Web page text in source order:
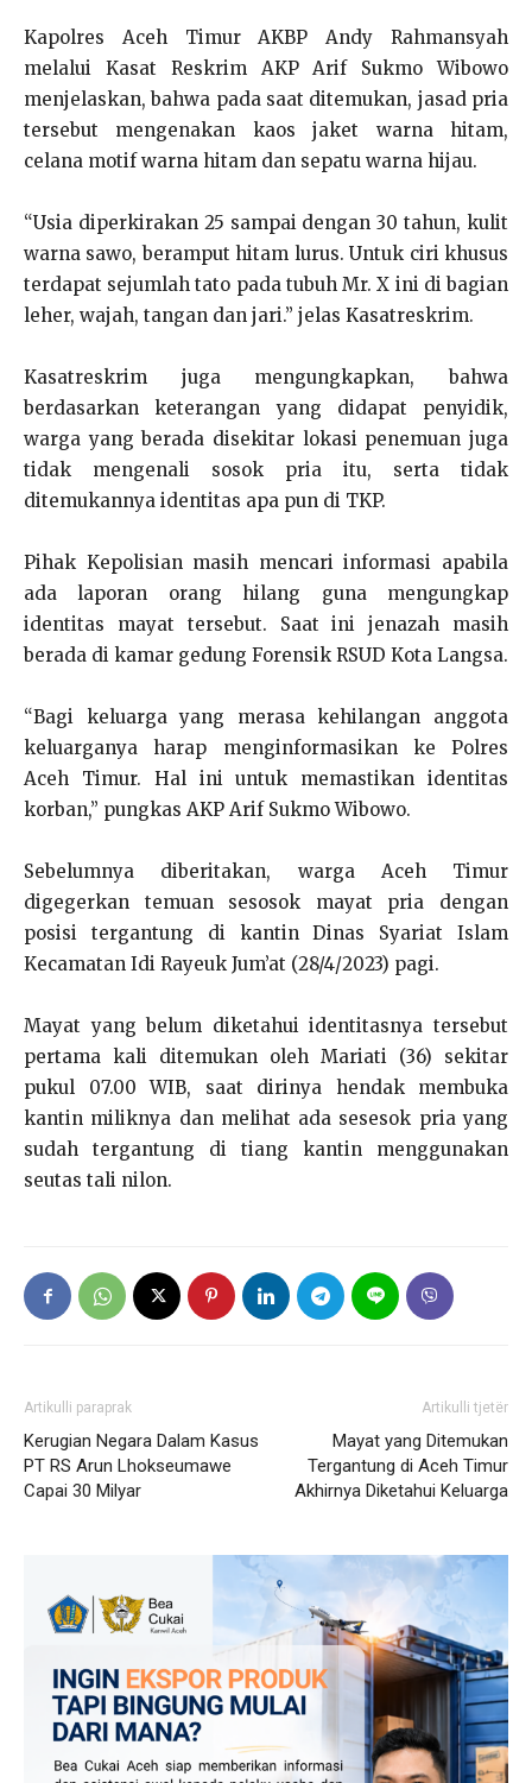
Kapolres Aceh Timur AKBP Andy Rahmansyah
melalui Kasat Reskrim AKP Arif Sukmo Wibowo
menjelaskan, bahwa pada saat ditemukan, jasad pria
tersebut mengenakan kaos jaket warna hitam,
celana motif warna hitam dan sepatu warna hijau.
“Usia diperkirakan 25 sampai dengan 30 tahun, kulit
warna sawo, beramput hitam lurus. Untuk ciri khusus
terdapat sejumlah tato pada tubuh Mr. X ini di bagian
leher, wajah, tangan dan jari.” jelas Kasatreskrim.
Kasatreskrim juga mengungkapkan, bahwa
berdasarkan keterangan yang didapat penyidik,
warga yang berada disekitar lokasi penemuan juga
tidak mengenali sosok pria itu, serta tidak
ditemukannya identitas apa pun di TKP.
Pihak Kepolisian masih mencari informasi apabila
ada laporan orang hilang guna mengungkap
identitas mayat tersebut. Saat ini jenazah masih
berada di kamar gedung Forensik RSUD Kota Langsa.
“Bagi keluarga yang merasa kehilangan anggota
keluarganya harap menginformasikan ke Polres
Aceh Timur. Hal ini untuk memastikan identitas
korban,” pungkas AKP Arif Sukmo Wibowo.
Sebelumnya diberitakan, warga Aceh Timur
digegerkan temuan sesosok mayat pria dengan
posisi tergantung di kantin Dinas Syariat Islam
Kecamatan Idi Rayeuk Jum’at (28/4/2023) pagi.
Mayat yang belum diketahui identitasnya tersebut
pertama kali ditemukan oleh Mariati (36) sekitar
pukul 07.00 WIB, saat dirinya hendak membuka
kantin miliknya dan melihat ada sesesok pria yang
sudah tergantung di tiang kantin menggunakan
seutas tali nilon.
Artikulli paraprak
Kerugian Negara Dalam Kasus
PT RS Arun Lhokseumawe
Capai 30 Milyar
Artikulli tjetër
Mayat yang Ditemukan
Tergantung di Aceh Timur
Akhirnya Diketahui Keluarga